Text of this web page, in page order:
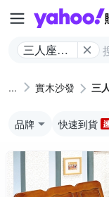
三人座沙
實木沙發 三
品牌 快速到貨